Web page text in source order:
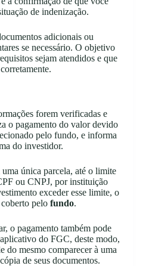
de indenização.
adicionais ou
se necessário. O objetivo
sejam atendidos e que
forem verificadas e
o pagamento do valor devido
pelo fundo, e informa
do investidor.
única parcela, até o limite
ou CNPJ, por instituição
exceder esse limite, o
pelo fundo.
o pagamento também pode
do FGC, deste modo,
do mesmo comparecer à uma
de seus documentos.